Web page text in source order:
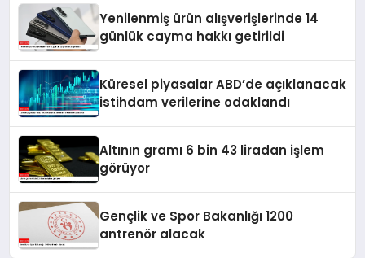
Yenilenmiş ürün alışverişlerinde 14
günlük cayma hakkı getirildi
Küresel piyasalar ABD’de açıklanacak
istihdam verilerine odaklandı
Altının gramı 6 bin 43 liradan işlem
görüyor
Gençlik ve Spor Bakanlığı 1200
antrenör alacak